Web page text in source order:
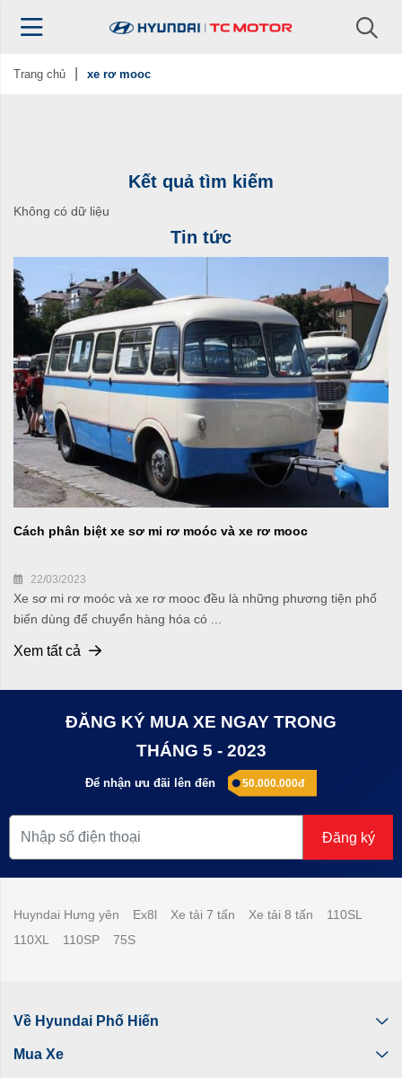
Trang chủ xe rơ mooc
Kết quả tìm kiếm
Không có dữ liệu
Tin tức
Cách phân biệt xe sơ mi rơ moóc và xe rơ mooc
22/03/2023
Xe sơ mi rơ moóc và xe rơ mooc đều là những phương tiện phổ
biến dùng để chuyển hàng hóa có ...
Xem tất cả
ĐĂNG KÝ MUA XE NGAY TRONG
THÁNG 5 - 2023
Để nhận ưu đãi lên đến 50.000.000đ
Đăng ký
Huyndai Hưng yên Ex8l Xe tải 7 tấn Xe tải 8 tấn
110SL
110XL
110SP 75S
Về Hyundai Phố Hiến
Mua Xe